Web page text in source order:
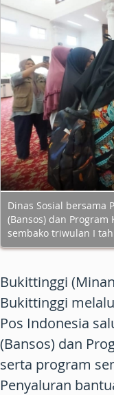
Dinas Sosial bersama
(Bansos) dan Program
sembako triwulan I
Bukittinggi
Bukittinggi
Pos Indonesia
(Bansos) dan
serta program
Penyaluran